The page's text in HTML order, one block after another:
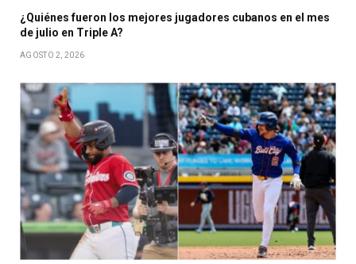
¿Quiénes fueron los mejores jugadores cubanos en el mes
de julio en Triple A?
AGOSTO 2, 2026